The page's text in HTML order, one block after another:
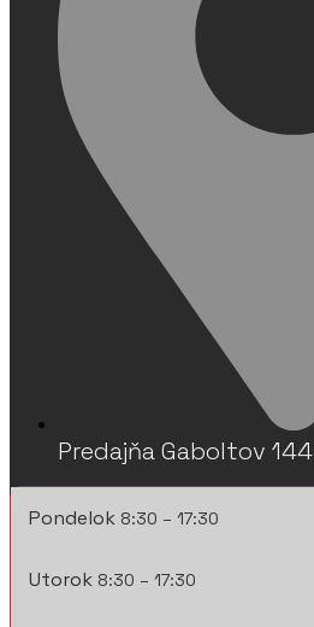
Predajňa Gaboltov 144
Pondelok 8:30 – 17:30
Utorok 8:30 – 17:30